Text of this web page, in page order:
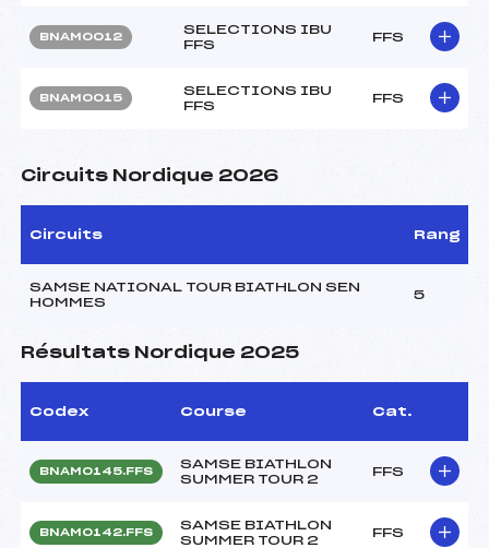
BNAM0012
SELECTIONS IBU
FFS
FFS
BNAM0015
SELECTIONS IBU
FFS
FFS
Circuits Nordique 2026
Circuits Rang
SAMSE NATIONAL TOUR BIATHLON SEN
HOMMES
5
Résultats Nordique 2025
Codex Course Cat.
BNAM0145.FFS
SAMSE BIATHLON
SUMMER TOUR 2
FFS
BNAM0142.FFS
SAMSE BIATHLON
SUMMER TOUR 2
FFS